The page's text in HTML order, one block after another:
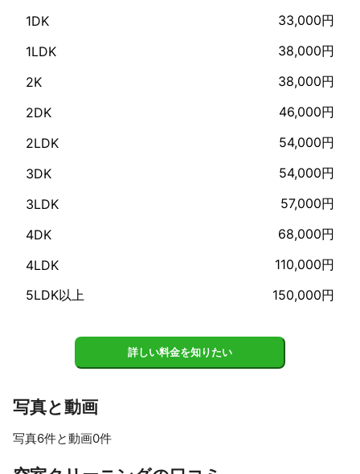
1DK
33,000円
1LDK
38,000円
2K
38,000円
2DK
46,000円
2LDK
54,000円
3DK
54,000円
3LDK
57,000円
4DK
68,000円
4LDK
110,000円
5LDK以上
150,000円
詳しい料金を知りたい
写真と動画
写真6件と動画0件